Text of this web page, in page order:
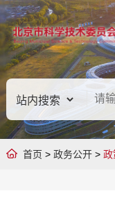
首页 > 政务公开> 政